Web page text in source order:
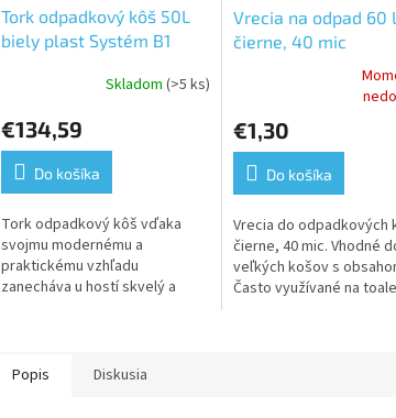
Tork odpadkový kôš 50L
biely plast Systém B1
produktu
je
5,0
z
hviezdičiek.
Skladom (>5 ks)
€134,59
Do košíka
Tork odpadkový kôš vďaka
svojmu modernému a
praktickému vzhľadu
zanecháva u hostí skvelý a
Vrecia na odpad 60 L
čierne, 40 mic
produktu
je
5,0
z
hviezdičiek.
€1,30
Do košíka
Vrecia do odpadkových
čierne, 40 mic. Vhodné
veľkých košov s
Často využívané na
Popis Diskusia